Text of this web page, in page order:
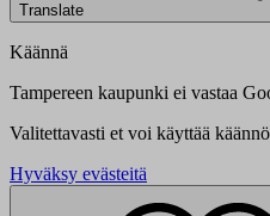
Translate
Käännä
Tampereen kaupunki ei vastaa
Valitettavasti et voi käyttää
Hyväksy evästeitä